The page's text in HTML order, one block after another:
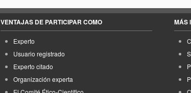
VENTAJAS DE PARTICIPAR COMO
Experto
Usuario registrado
Experto citado
Organización experta
MÁS